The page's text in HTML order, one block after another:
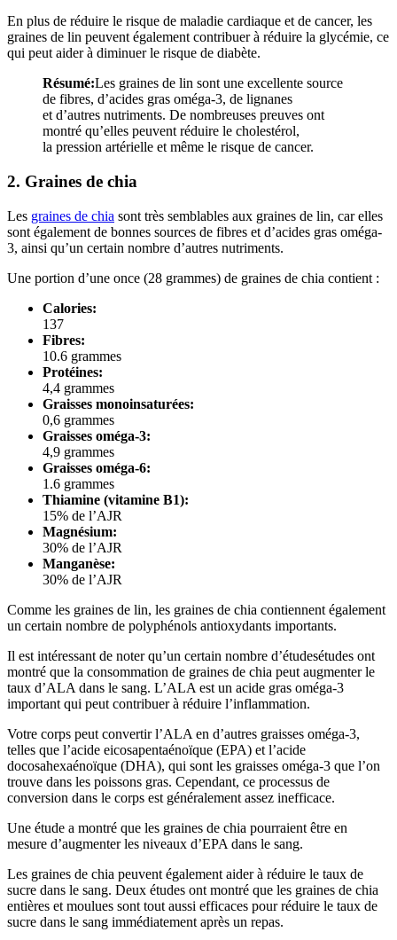
En plus de réduire le risque de maladie cardiaque et de cancer, les
graines de lin peuvent également contribuer à réduire la glycémie, ce
qui peut aider à diminuer le risque de diabète.
Résumé:Les graines de lin sont une excellente source
de fibres, d’acides gras oméga-3, de lignanes
et d’autres nutriments. De nombreuses preuves ont
montré qu’elles peuvent réduire le cholestérol,
la pression artérielle et même le risque de cancer.
2. Graines de chia
Les graines de chia sont très semblables aux graines de lin, car elles
sont également de bonnes sources de fibres et d’acides gras oméga-
3, ainsi qu’un certain nombre d’autres nutriments.
Une portion d’une once (28 grammes) de graines de chia contient :
Calories:
137
Fibres:
10.6 grammes
Protéines:
4,4 grammes
Graisses monoinsaturées:
0,6 grammes
Graisses oméga-3:
4,9 grammes
Graisses oméga-6:
1.6 grammes
Thiamine (vitamine B1):
15% de l’AJR
Magnésium:
30% de l’AJR
Manganèse:
30% de l’AJR
Comme les graines de lin, les graines de chia contiennent également
un certain nombre de polyphénols antioxydants importants.
Il est intéressant de noter qu’un certain nombre d’étudesétudes ont
montré que la consommation de graines de chia peut augmenter le
taux d’ALA dans le sang. L’ALA est un acide gras oméga-3
important qui peut contribuer à réduire l’inflammation.
Votre corps peut convertir l’ALA en d’autres graisses oméga-3,
telles que l’acide eicosapentaénoïque (EPA) et l’acide
docosahexaénoïque (DHA), qui sont les graisses oméga-3 que l’on
trouve dans les poissons gras. Cependant, ce processus de
conversion dans le corps est généralement assez inefficace.
Une étude a montré que les graines de chia pourraient être en
mesure d’augmenter les niveaux d’EPA dans le sang.
Les graines de chia peuvent également aider à réduire le taux de
sucre dans le sang. Deux études ont montré que les graines de chia
entières et moulues sont tout aussi efficaces pour réduire le taux de
sucre dans le sang immédiatement après un repas.